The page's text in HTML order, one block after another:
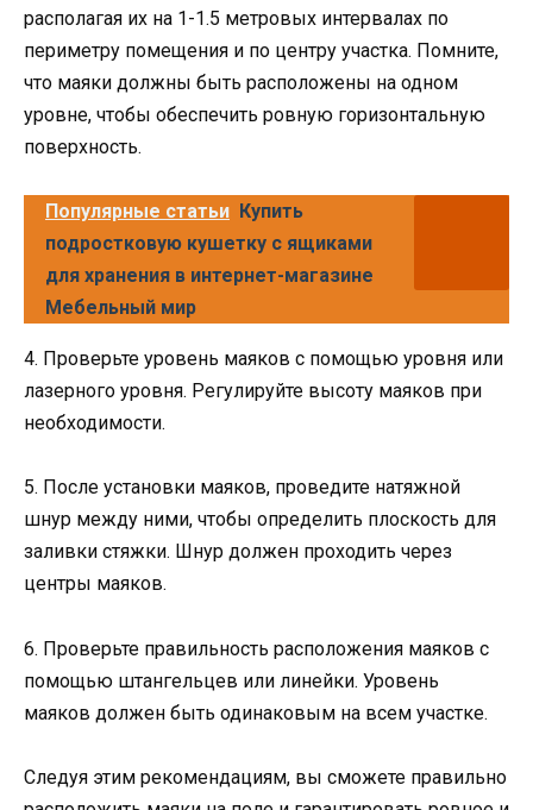
располагая их на 1-1.5 метровых интервалах по
периметру помещения и по центру участка. Помните,
что маяки должны быть расположены на одном
уровне, чтобы обеспечить ровную горизонтальную
поверхность.
Популярные статьи Купить
подростковую кушетку с ящиками
для хранения в интернет-магазине
Мебельный мир
4. Проверьте уровень маяков с помощью уровня или
лазерного уровня. Регулируйте высоту маяков при
необходимости.
5. После установки маяков, проведите натяжной
шнур между ними, чтобы определить плоскость для
заливки стяжки. Шнур должен проходить через
центры маяков.
6. Проверьте правильность расположения маяков с
помощью штангельцев или линейки. Уровень
маяков должен быть одинаковым на всем участке.
Следуя этим рекомендациям, вы сможете правильно